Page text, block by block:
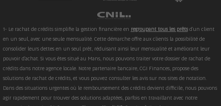
1- Le rachat de crédits simplifie la gestion financière en regroupant tous les prêtsd'un client
en un seul, avec une seule mensualité. Cette démarche offre aux clients la possibilité de
consolider leurs dettes en un seul prêt, réduisant ainsi leur mensualité et améliorant leur
pouvoir d'achat. Si vous êtes situé au Mans, nous pouvons traiter votre dossier de rachat de
crédits dans notre agence locale. Notre partenaire bancaire, CGI Finances, propose des
solutions de rachat de crédits, et vous pouvez consulter les avis sur nos sites de notation.
Dans des situations urgentes où le remboursement des crédits devient difficile, nous pouvons
agir rapidement pour trouver des solutions adaptées, parfois en travaillant avec notre